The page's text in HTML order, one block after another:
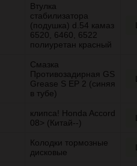
Втулка
стабилизатора
(подушка) d.54 камаз
6520, 6460, 6522
полиуретан красный
Смазка
Противозадирная GS
Grease S EP 2 (синяя
в тубе)
клипса! Honda Accord
08> (Китай--)
Колодки тормозные
дисковые